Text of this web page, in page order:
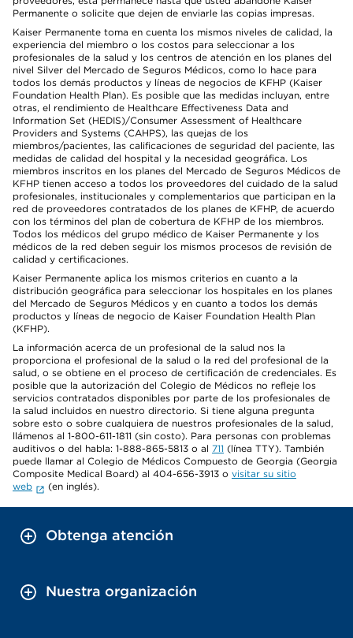
Permanente o solicite que dejen de enviarle las copias impresas.
Kaiser Permanente toma en cuenta los mismos niveles de calidad, la
experiencia del miembro o los costos para seleccionar a los
profesionales de la salud y los centros de atención en los planes del
nivel Silver del Mercado de Seguros Médicos, como lo hace para
todos los demás productos y líneas de negocios de KFHP (Kaiser
Foundation Health Plan). Es posible que las medidas incluyan, entre
otras, el rendimiento de Healthcare Effectiveness Data and
Information Set (HEDIS)/Consumer Assessment of Healthcare
Providers and Systems (CAHPS), las quejas de los
miembros/pacientes, las calificaciones de seguridad del paciente, las
medidas de calidad del hospital y la necesidad geográfica. Los
miembros inscritos en los planes del Mercado de Seguros Médicos de
KFHP tienen acceso a todos los proveedores del cuidado de la salud
profesionales, institucionales y complementarios que participan en la
red de proveedores contratados de los planes de KFHP, de acuerdo
con los términos del plan de cobertura de KFHP de los miembros.
Todos los médicos del grupo médico de Kaiser Permanente y los
médicos de la red deben seguir los mismos procesos de revisión de
calidad y certificaciones.
Kaiser Permanente aplica los mismos criterios en cuanto a la
distribución geográfica para seleccionar los hospitales en los planes
del Mercado de Seguros Médicos y en cuanto a todos los demás
productos y líneas de negocio de Kaiser Foundation Health Plan
(KFHP).
La información acerca de un profesional de la salud nos la
proporciona el profesional de la salud o la red del profesional de la
salud, o se obtiene en el proceso de certificación de credenciales. Es
posible que la autorización del Colegio de Médicos no refleje los
servicios contratados disponibles por parte de los profesionales de
la salud incluidos en nuestro directorio. Si tiene alguna pregunta
sobre esto o sobre cualquiera de nuestros profesionales de la salud,
llámenos al 1-800-611-1811 (sin costo). Para personas con problemas
auditivos o del habla: 1-888-865-5813 o al 711 (línea TTY). También
puede llamar al Colegio de Médicos Compuesto de Georgia (Georgia
Composite Medical Board) al 404-656-3913 o visitar su sitio
web
(en inglés).
Obtenga atención
Nuestra organización